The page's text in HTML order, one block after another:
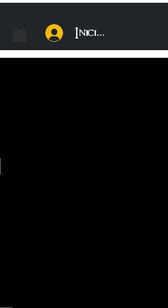
Iniciar sesión